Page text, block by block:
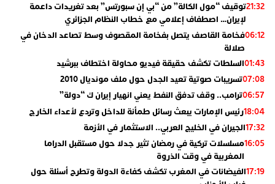
21:32توقيف “مول الكالة” من “بي إن سبورتس” بعد تغريدات داعمة
لإيران… اصطفاف إعلامي مع خطاب النظام الجزائري
06:12فخامة القاصف يتصل بفخامة المقصوف وسط تصاعد الدخان في
صلالة
01:43السلطات تكشف حقيقة فيديو محاولة اختطاف ببرشيد
07:08تسريبات صوتية تعيد الجدل حول ملف مونديال 2010
06:57ترامب.. وقف تدفق النفط يعني انهيار إيران ك “دولة”
18:04رئيس الإمارات يبعث رسائل طمأنة للداخل وتردع لأعداء الخارج
17:32الجيران في الخليج العربي.. الاستثمار في الأزمة
16:05مسلسلات تركية في رمضان تثير جدلا حول مستقبل الدراما
المغربية في وقت الذروة
17:19الفيضانات في المغرب تكشف كفاءة الدولة وتطرح أسئلة حول